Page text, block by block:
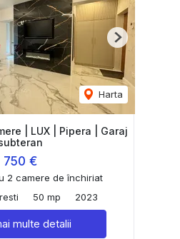
Harta
Next
| LUX | Pipera | Garaj
750 €
2 camere de închiriat
50 mp 2023
multe detalii